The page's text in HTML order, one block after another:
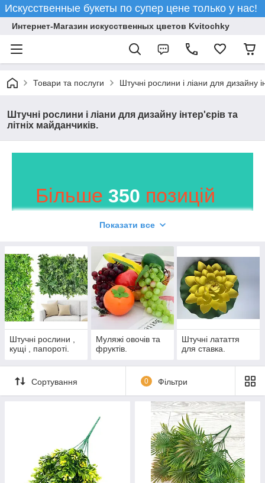
Искусственные букеты по супер цене только у нас!
Интернет-Магазин искусственных цветов Kvitochky
Товари та послуги Штучні рослини і ліани для дизайну
Штучні рослини і ліани для дизайну інтер'єрів та
літніх майданчиків.
Більше 350 позицій
ви знайдете в
магазині
«Kvitochky»!
Оптові ціни на штучні рослини і
ліани!
ЗАМОВИТИ РОСЛИНИ
ЗАРАЗ!
Де використовуються штучні
рослини і ліани?
Показати все
Штучні рослини ,
кущі , папороті.
Муляжі овочів та
фруктів.
Штучні латаття
для ставка.
Сортування 0 Фільтри